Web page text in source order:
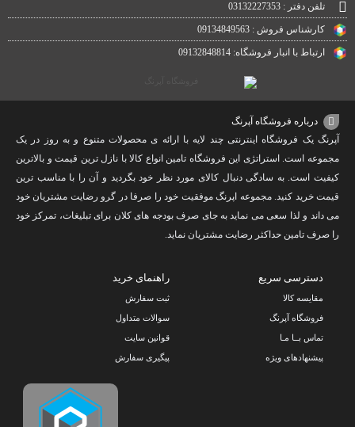
تلفن دفتر : 03132227353
کارشناس فروش : 09134849563
ارتباط با انبار فروشگاه: 09132848814
درباره فروشگاه آپرنگ
آپرنگ یک فروشگاه اینترنتی چند لایه با ارائه ی محصولات متنوع و به روز در یک
مجموعه است. استراتژی این فروشگاه تامین انواع کالا با نازل ترین قیمت و بالاترین
کیفیت است. به سادگی دنبال کالای مورد نظر خود بگردید و آن را با مناسب ترین
قیمت خرید کنید. مجموعه اپرنگ موفقیت خود را صرفا در گرو رضایت مشتریان خود
می داند و لذا سعی می نماید به جای صرف بودجه های کلان برای تبلیغات، تمرکز خود
را صرف تامین حداکثر رضایت مشتریان نماید‌.
دسترسی سریع
مقایسه کالا
فروشگاه آپرنگ
تماس بــا مـا
پیشنهادهای ویژه
راهنمای خرید
ثبت سفارش
سوالات متداول
قوانین سایت
پیگیری سفارش